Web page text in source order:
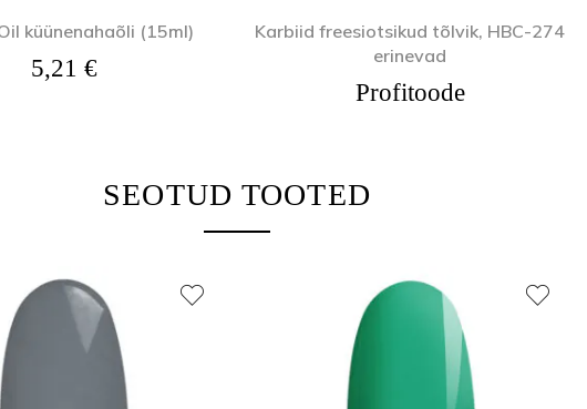
küünenahaõli (15ml)
5,21 €
Karbiid freesiotsikud tõlvik, HBC-274
erinevad
Profitoode
SEOTUD TOOTED